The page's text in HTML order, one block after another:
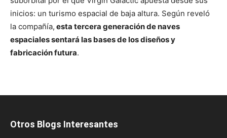
inicios: un turismo espacial de baja altura. Según reveló
la compañía, esta tercera generación de naves
espaciales sentará las bases de los diseños y
fabricación futura.
Otros Blogs Interesantes